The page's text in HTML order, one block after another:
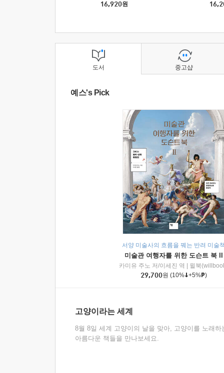
16,920원
도서
예스's Pick
서양 미술사의 흐름을 꿰는 반려 미술
미술관 여행자를 위한 도슨트 북 II
카미유 주노 저/이세진 역
윌북
29,700원 (10% +5% )
고양이라는 세계
8월 8일 세계 고양이의 날을 맞아, 고양이를 노래하
아름다운 책들을 만나보세요.
중고샵